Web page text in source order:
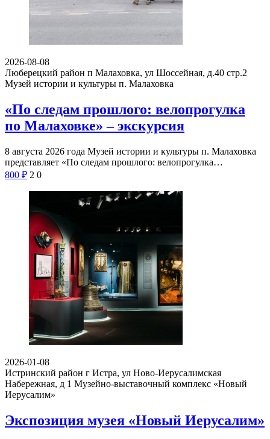
2026-08-08
Люберецкий район п Малаховка, ул Шоссейная, д.40 стр.2
Музей истории и культуры п. Малаховка
«По следам прошлого: велопрогулка
по Малаховке» – экскурсия
8 августа 2026 года Музей истории и культуры п. Малаховка
представляет «По следам прошлого: велопрогулка…
800 ₽ 2 0
2026-01-08
Истринский район г Истра, ул Ново-Иерусалимская
Набережная, д 1 Музейно-выставочный комплекс «Новый
Иерусалим»
Экспозиция музея «Новый Иерусалим»